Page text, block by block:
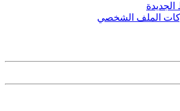
الملف الشخصي